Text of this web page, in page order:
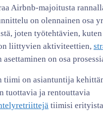
Airbnb-majoitusta
on olennainen osa
joten työtehtävien,
liittyvien aktiviteettien,
on osa
tiimi on asiantuntija
tuottavia ja rentouttavia
tiimisi